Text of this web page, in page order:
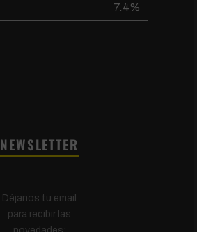
7.4%
NEWSLETTER
Déjanos tu email
para recibir las